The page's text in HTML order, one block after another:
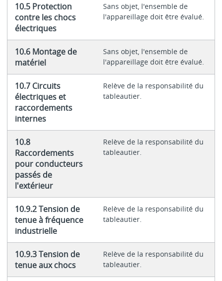
10.5 Protection
contre les chocs
électriques
Sans objet, l'ensemble de
l'appareillage doit être évalué.
10.6 Montage de
matériel
Sans objet, l'ensemble de
l'appareillage doit être évalué.
10.7 Circuits
électriques et
raccordements
internes
Relève de la responsabilité du
tableautier.
10.8
Raccordements
pour conducteurs
passés de
l'extérieur
Relève de la responsabilité du
tableautier.
10.9.2 Tension de
tenue à fréquence
industrielle
Relève de la responsabilité du
tableautier.
10.9.3 Tension de
tenue aux chocs
Relève de la responsabilité du
tableautier.